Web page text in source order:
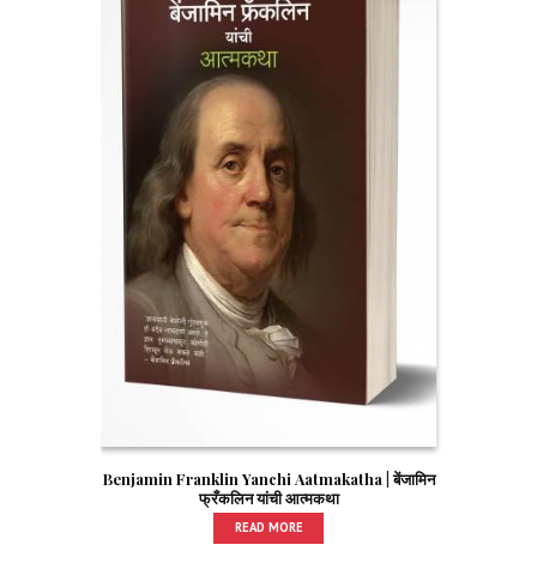
Benjamin Franklin Yanchi Aatmakatha | बेंजामिन
फ्रँकलिन यांची आत्मकथा
READ MORE